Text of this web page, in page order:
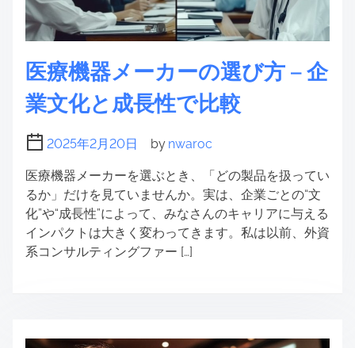
医療機器メーカーの選び方 – 企
業文化と成長性で比較
2025年2月20日 by nwaroc
医療機器メーカーを選ぶとき、「どの製品を扱ってい
るか」だけを見ていませんか。実は、企業ごとの“文
化”や“成長性”によって、みなさんのキャリアに与える
インパクトは大きく変わってきます。私は以前、外資
系コンサルティングファー […]